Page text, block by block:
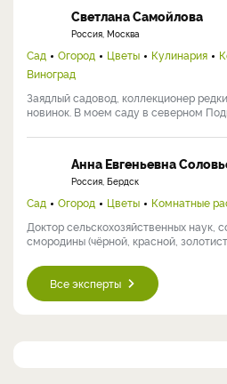
Светлана Самойлова
Россия, Москва
Сад Огород Цветы Кулинария
Виноград
Заядлый садовод, коллекционер
новинок. В моем саду в северном
Анна Евгеньевна
Россия, Бердск
Сад Огород Цветы Комнатные
Доктор сельскохозяйственных наук,
смородины (чёрной, красной,
Все эксперты